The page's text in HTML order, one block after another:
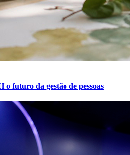
futuro da gestão de pessoas